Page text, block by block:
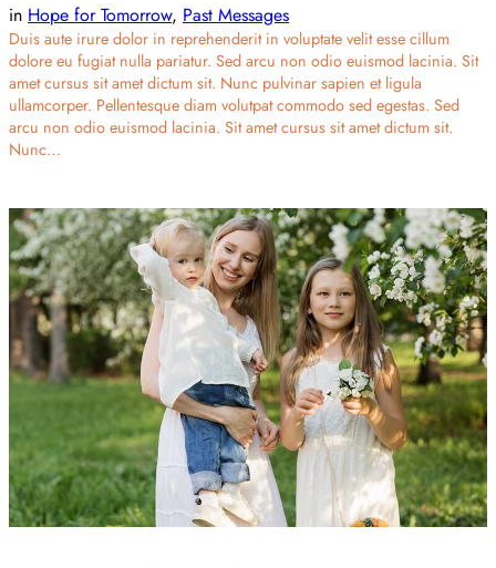
in Hope for Tomorrow, Past Messages
Duis aute irure dolor in reprehenderit in voluptate velit esse cillum
dolore eu fugiat nulla pariatur. Sed arcu non odio euismod lacinia. Sit
amet cursus sit amet dictum sit. Nunc pulvinar sapien et ligula
ullamcorper. Pellentesque diam volutpat commodo sed egestas. Sed
arcu non odio euismod lacinia. Sit amet cursus sit amet dictum sit.
Nunc…